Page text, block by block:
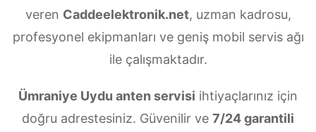
veren Caddeelektronik.net, uzman kadrosu,
profesyonel ekipmanları ve geniş mobil servis ağı
ile çalışmaktadır.
Ümraniye Uydu anten servisi ihtiyaçlarınız için
doğru adrestesiniz. Güvenilir ve 7/24 garantili